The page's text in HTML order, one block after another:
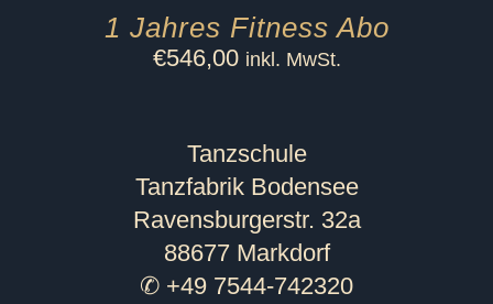
1 Jahres Fitness Abo
€546,00 inkl. MwSt.
Tanzschule
Tanzfabrik Bodensee
Ravensburgerstr. 32a
88677 Markdorf
✆ +49 7544-742320